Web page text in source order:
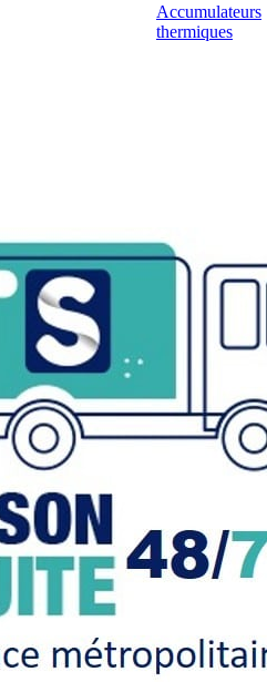
Accumulateurs
thermiques